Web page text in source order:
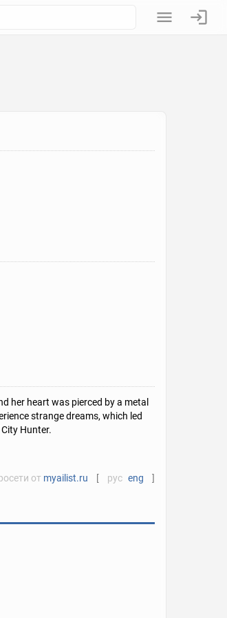
her heart was pierced by a metal
strange dreams, which led
Hunter.
от myailist.ru [ рус eng ]